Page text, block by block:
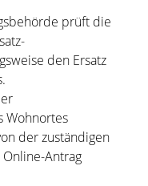
prüft die
den Ersatz
Wohnortes
der zuständigen
Antrag